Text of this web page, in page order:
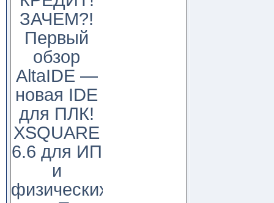
ЗАЧЕМ?!
Первый
обзор
AltaIDE —
новая IDE
для ПЛК!
XSQUARE
6.6 для ИП
и
физических